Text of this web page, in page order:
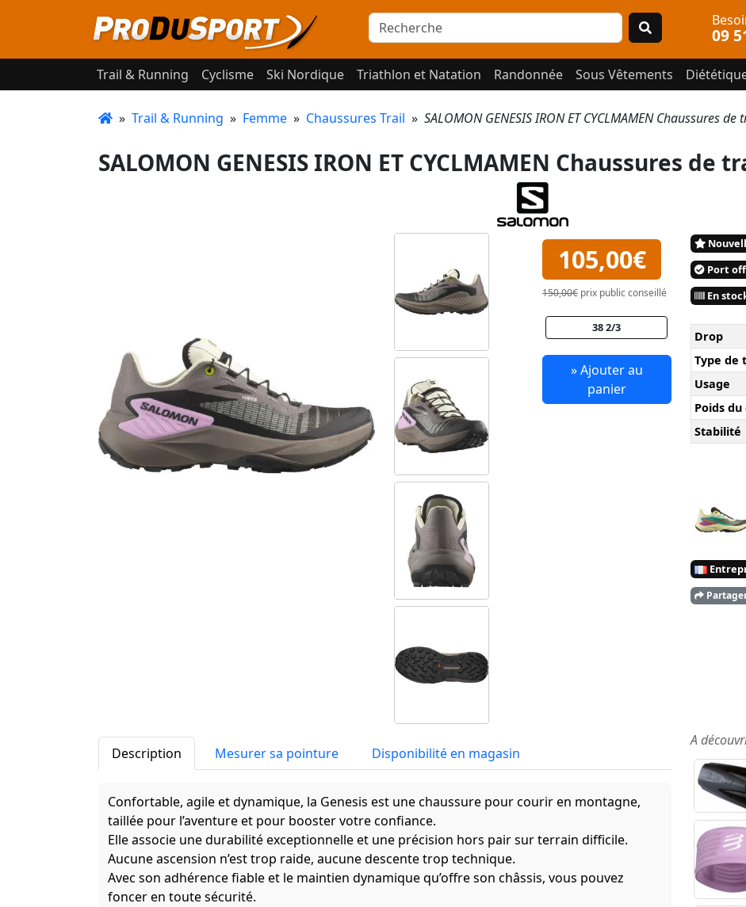
09
Trail & Running Cyclisme Ski Nordique Triathlon et Natation Randonnée Sous Vêtements
» Trail & Running » Femme » Chaussures Trail » SALOMON GENESIS IRON ET CYCLMAMEN Chaussures
SALOMON GENESIS IRON ET CYCLMAMEN Chaussures de
105,00€
150,00€ prix public conseillé
38 2/3
» Ajouter au
panier
Port
En
Drop
Type de
Usage
Poids
Stabilité
Description Mesurer sa pointure Disponibilité en magasin
Confortable, agile et dynamique, la Genesis est une chaussure pour courir en montagne,
taillée pour l’aventure et pour booster votre confiance.
Elle associe une durabilité exceptionnelle et une précision hors pair sur terrain difficile.
Aucune ascension n’est trop raide, aucune descente trop technique.
Avec son adhérence fiable et le maintien dynamique qu’offre son châssis, vous pouvez
foncer en toute sécurité.
A